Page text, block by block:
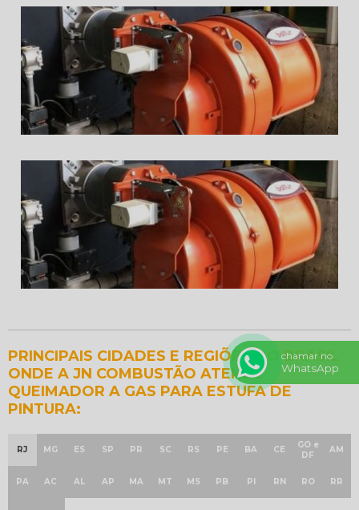
PRINCIPAIS CIDADES E REGIÕES DO BRASIL
ONDE A JN COMBUSTÃO ATENDE
QUEIMADOR A GAS PARA ESTUFA DE
PINTURA:
RJ MG ES SP PR SC RS PE BA CE
GO e
DF
AM
PA AC AL AP MA MT MS PB PI RN RO RR
chamar no
WhatsApp